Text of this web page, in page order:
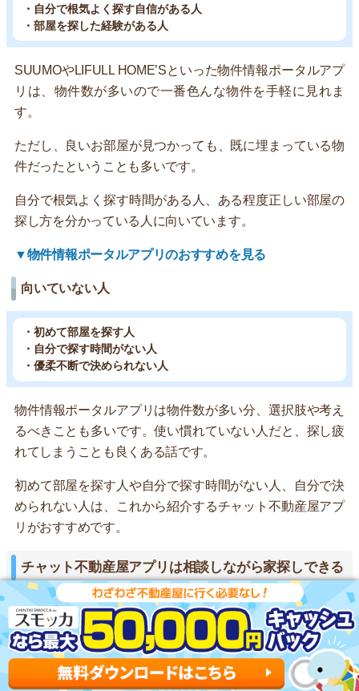
・自分で根気よく探す自信がある人
・部屋を探した経験がある人
SUUMOやLIFULL HOME’Sといった物件情報ポータルアプ
リは、物件数が多いので一番色んな物件を手軽に見れま
す。
ただし、良いお部屋が見つかっても、既に埋まっている物
件だったということも多いです。
自分で根気よく探す時間がある人、ある程度正しい部屋の
探し方を分かっている人に向いています。
▼物件情報ポータルアプリのおすすめを見る
向いていない人
・初めて部屋を探す人
・自分で探す時間がない人
・優柔不断で決められない人
物件情報ポータルアプリは物件数が多い分、選択肢や考え
るべきことも多いです。使い慣れていない人だと、探し疲
れてしまうことも良くある話です。
初めて部屋を探す人や自分で探す時間がない人、自分で決
められない人は、これから紹介するチャット不動産屋アプ
リがおすすめです。
チャット不動産屋アプリは相談しながら家探しできる
おすすめアプリ